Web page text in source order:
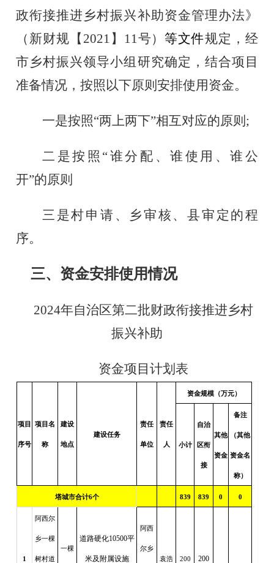
政衔接推进乡村振兴补助资金管理 办法》
（ 新财规 【 2021】11 号）等文件规定 ，经
市乡村振兴领导小组研究确定，结合项目
准备情况，按照以下原则安排使用资金。
一是按照“两上两下”相互对应的原则 ;
二是按照 “谁分配、谁使用、谁公
开”的原则
三是村申请、乡审核、县审定的程
序。
三、 资金安排使用情况
2024年自治区第二批财政衔接推进乡村
振兴补助
资金项目计划表
项目
序号
项目名
称
建设
地点
建设任务
责任
单位
责任
人
资金规模（万元）
小计
自治
区衔
接
其他
资金
备注
（其他
资金名
称）
塔城市合计6个 839 839 0 0
1
阿西尔
乡一棵
树村道
一棵
道路硬化10500平
米及附属设施
阿西
尔乡
袁浩
200 200